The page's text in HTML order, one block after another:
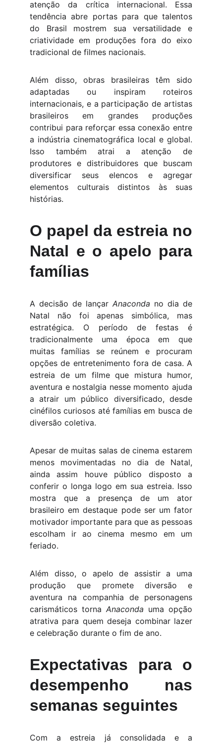
atenção da crítica internacional. Essa
tendência abre portas para que talentos
do Brasil mostrem sua versatilidade e
criatividade em produções fora do eixo
tradicional de filmes nacionais.
Além disso, obras brasileiras têm sido
adaptadas ou inspiram roteiros
internacionais, e a participação de artistas
brasileiros em grandes produções
contribui para reforçar essa conexão entre
a indústria cinematográfica local e global.
Isso também atrai a atenção de
produtores e distribuidores que buscam
diversificar seus elencos e agregar
elementos culturais distintos às suas
histórias.
O papel da estreia no
Natal e o apelo para
famílias
A decisão de lançar Anaconda no dia de
Natal não foi apenas simbólica, mas
estratégica. O período de festas é
tradicionalmente uma época em que
muitas famílias se reúnem e procuram
opções de entretenimento fora de casa. A
estreia de um filme que mistura humor,
aventura e nostalgia nesse momento ajuda
a atrair um público diversificado, desde
cinéfilos curiosos até famílias em busca de
diversão coletiva.
Apesar de muitas salas de cinema estarem
menos movimentadas no dia de Natal,
ainda assim houve público disposto a
conferir o longa logo em sua estreia. Isso
mostra que a presença de um ator
brasileiro em destaque pode ser um fator
motivador importante para que as pessoas
escolham ir ao cinema mesmo em um
feriado.
Além disso, o apelo de assistir a uma
produção que promete diversão e
aventura na companhia de personagens
carismáticos torna Anaconda uma opção
atrativa para quem deseja combinar lazer
e celebração durante o fim de ano.
Expectativas para o
desempenho nas
semanas seguintes
Com a estreia já consolidada e a